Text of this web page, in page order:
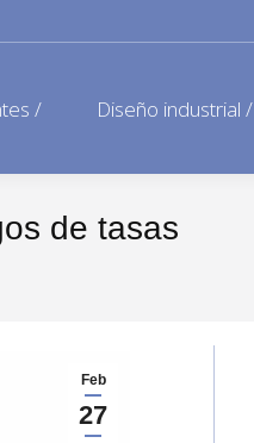
/ Diseño industrial /
de tasas
Feb
27